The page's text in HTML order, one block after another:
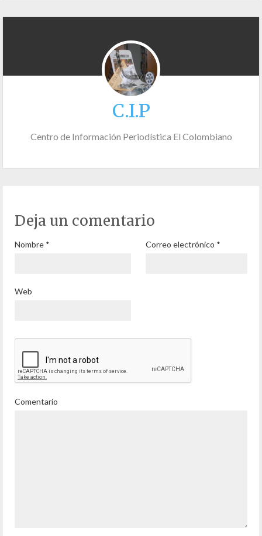
C.I.P
Centro de Información Periodística El Colombiano
Deja un comentario
Nombre * Correo electrónico *
Web
Comentario